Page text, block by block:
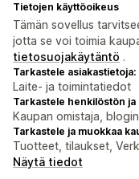
Tietojen käyttöoikeus
Tämän sovellus
jotta se voi toimia
tietosuojakäytäntö .
Tarkastele asiakastietoja:
Laite- ja toimintatiedot
Tarkastele henkilöstön ja
Kaupan omistaja,
Tarkastele ja muokkaa
Tuotteet, tilaukset,
Näytä tiedot